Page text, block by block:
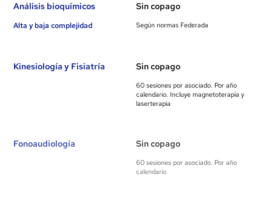
Análisis bioquímicos
Alta y baja complejidad
Sin copago
Según normas Federada
Kinesiología y Fisiatría Sin copago
60 sesiones por asociado. Por año
calendario. Incluye magnetoterapia y
laserterapia
Fonoaudiología Sin copago
60 sesiones por asociado. Por año
calendario